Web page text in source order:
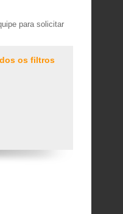
para solicitar
os filtros